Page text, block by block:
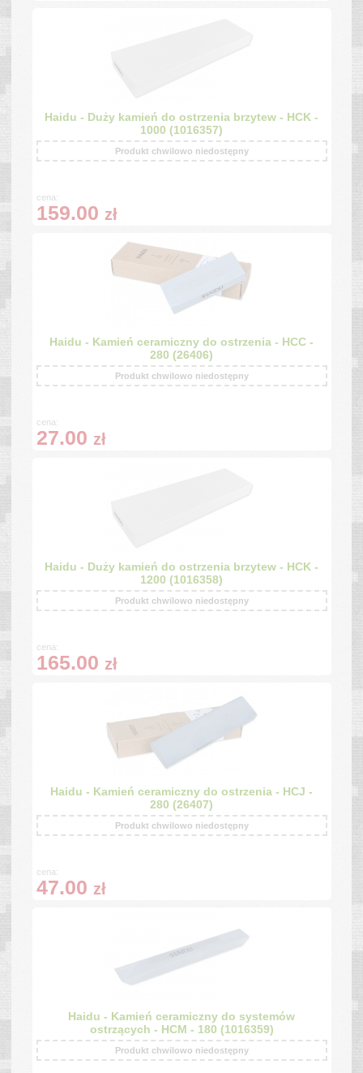
Haidu - Duży kamień do ostrzenia brzytew - HCK -
1000 (1016357)
Produkt chwilowo niedostępny
cena:
159.00 zł
Haidu - Kamień ceramiczny do ostrzenia - HCC -
280 (26406)
Produkt chwilowo niedostępny
cena:
27.00 zł
Haidu - Duży kamień do ostrzenia brzytew - HCK -
1200 (1016358)
Produkt chwilowo niedostępny
cena:
165.00 zł
Haidu - Kamień ceramiczny do ostrzenia - HCJ -
280 (26407)
Produkt chwilowo niedostępny
cena:
47.00 zł
Haidu - Kamień ceramiczny do systemów
ostrzących - HCM - 180 (1016359)
Produkt chwilowo niedostępny